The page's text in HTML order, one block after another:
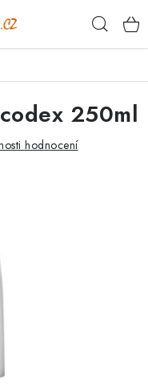
250ml
hodnocení